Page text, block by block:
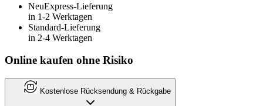
NeuExpress-Lieferung
in 1-2 Werktagen
Standard-Lieferung
in 2-4 Werktagen
Online kaufen ohne Risiko
Kostenlose Rücksendung & Rückgabe